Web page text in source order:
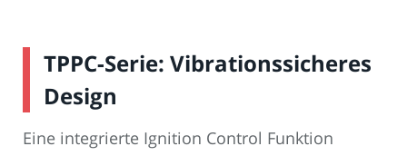
TPPC-Serie: Vibrationssicheres
Design
Eine integrierte Ignition Control Funktion